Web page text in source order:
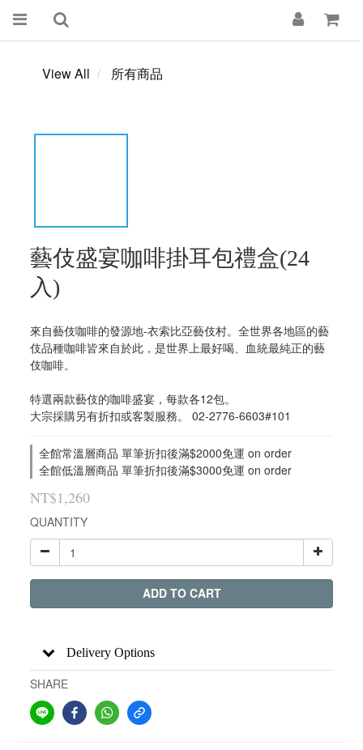
View All 所有商品
藝伎盛宴咖啡掛耳包禮盒(24
入)
來自藝伎咖啡的發源地-衣索比亞藝伎村。全世界各地區的藝
伎品種咖啡皆來自於此，是世界上最好喝、血統最純正的藝
伎咖啡。
特選兩款藝伎的咖啡盛宴，每款各12包。
大宗採購另有折扣或客製服務。 02-2776-6603#101
全館常溫層商品 單筆折扣後滿$2000免運 on order
全館低溫層商品 單筆折扣後滿$3000免運 on order
NT$1,260
QUANTITY
ADD TO CART
Delivery Options
SHARE